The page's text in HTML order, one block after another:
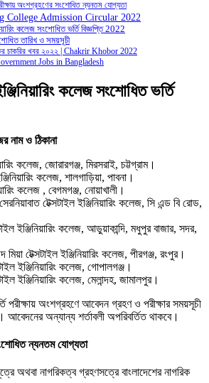
অংশগ্রহণের সংশােধিত ন্যনতম যােগ্যতা
College Admission Circular 2022
কলেজ সংশােধিত ভর্তি বিজ্ঞপ্তি 2022
তারিখ ও সময়সূচী
চাকরির খবর ২০২২ | Chakrir Khobor 2022
Jobs in Bangladesh
কলেজ সংশােধিত ভর্তি
নাম ও ঠিকানা
কলেজ, জোরারগঞ্জ, মিরসরাই, চট্টগ্রাম।
কলেজ, শালগাড়িয়া, পাবনা।
কলেজ , বেগমগঞ্জ, নােয়াখালী।
টেক্সটাইল ইঞ্জিনিয়ারিং কলেজ, সি এন্ড বি রােড,
ইঞ্জিনিয়ারিং কলেজ, আড়ুয়াকান্দি, মধুপুর বাজার, সদর,
টেক্সটাইল ইঞ্জিনিয়ারিং কলেজ, পীরগঞ্জ, রংপুর।
ইঞ্জিনিয়ারিং কলেজ, গােপালগঞ্জ।
ইঞ্জিনিয়ারিং কলেজ, মেলান্দহ, জামালপুর।
পরীক্ষায় অংশগ্রহণে আবেদন গ্রহণ ও পরীক্ষার সময়সূচী
আবেদনের অন্যান্য শর্তাবলী অপরিবর্তিত থাকবে।
ন্যনতম যােগ্যতা
অথবা নাগরিকত্ব গ্রহণসত্রে বাংলাদেশের নাগরিক